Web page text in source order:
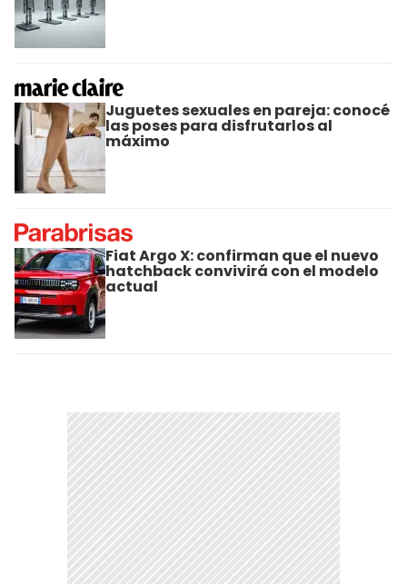
Juguetes sexuales en pareja: conocé
las poses para disfrutarlos al
máximo
Fiat Argo X: confirman que el nuevo
hatchback convivirá con el modelo
actual